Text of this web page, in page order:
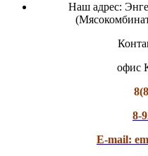
Наш адрес:
офис
8-
E-mail: